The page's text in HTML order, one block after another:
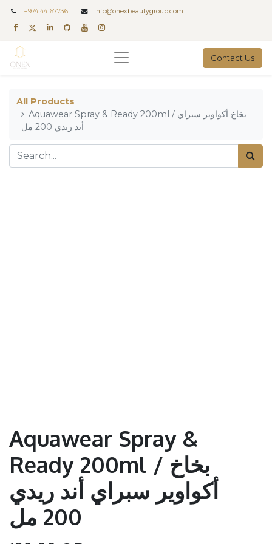
+974 44167736 info@onexbeautygroup.com
Contact Us
All Products
Aquawear Spray & Ready 200ml / بخاخ أكواوير سبراي
أند ريدي 200 مل
Aquawear Spray &
Ready 200ml / بخاخ
أكواوير سبراي أند ريدي
200 مل